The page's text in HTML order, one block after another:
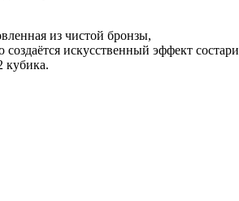
из чистой бронзы,
искусственный эффект
кубика.